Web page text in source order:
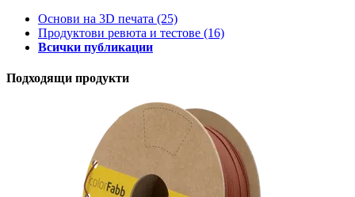
Основи на 3D печата (25)
Продуктови ревюта и тестове (16)
Всички публикации
Подходящи продукти